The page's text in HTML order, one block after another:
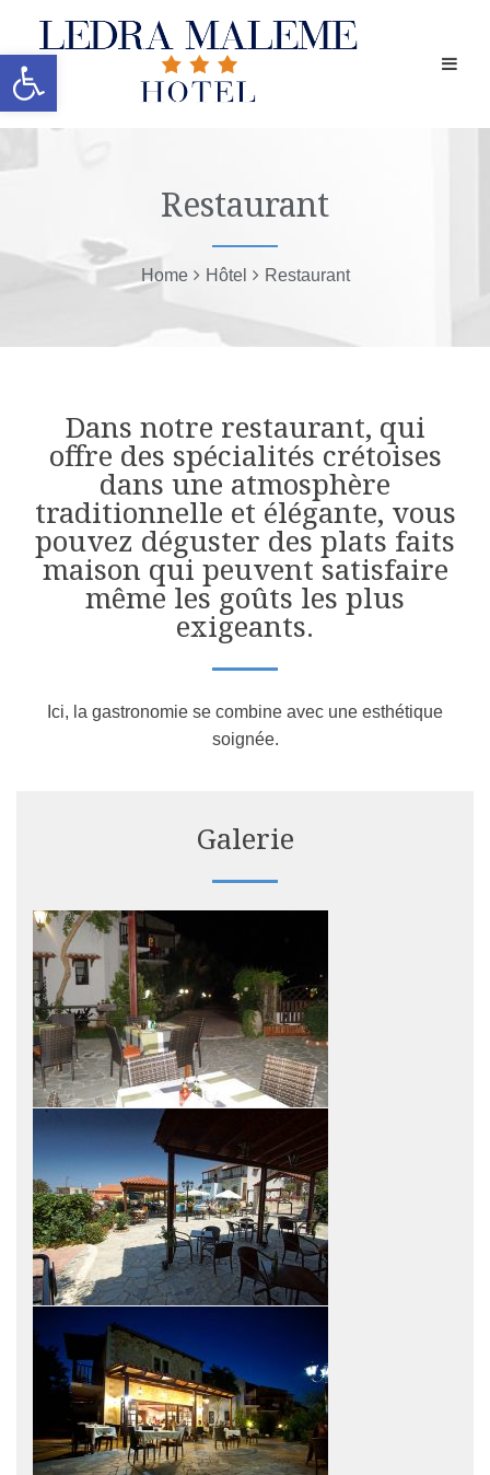
Ouvrir la barre d’outils
Restaurant
Home Hôtel Restaurant
Dans notre restaurant, qui
offre des spécialités crétoises
dans une atmosphère
traditionnelle et élégante, vous
pouvez déguster des plats faits
maison qui peuvent satisfaire
même les goûts les plus
exigeants.
Ici, la gastronomie se combine avec une esthétique
soignée.
Galerie